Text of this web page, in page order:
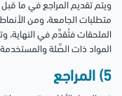
ويتم تقديم المراجع في ما قبل
الملحقات فتُقدَّم في النهاية،
المواد ذات الصِّلة
5) المراجع